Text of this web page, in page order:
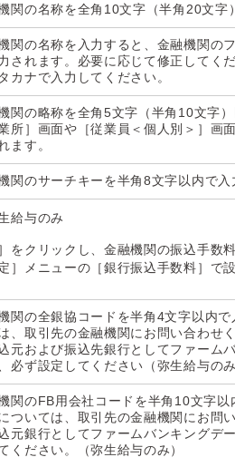
関の名称を全角10文字（半角20文字
関の名称を入力すると、金融機関の
されます。必要に応じて修正してく
カナで入力してください。
関の略称を全角5文字（半角10文字
業所］画面や［従業員＜個人別＞］画
ます。
関のサーチキーを半角8文字以内で入
給与のみ
をクリックし、金融機関の振込手数
定］メニューの［銀行振込手数料］で
関の全銀協コードを半角4文字以内
、取引先の金融機関にお問い合わせく
元および振込先銀行としてファーム
必ず設定してください（弥生給与の
関のFB用会社コードを半角10文字
ついては、取引先の金融機関にお問
元銀行としてファームバンキングデ
ください。（弥生給与のみ）